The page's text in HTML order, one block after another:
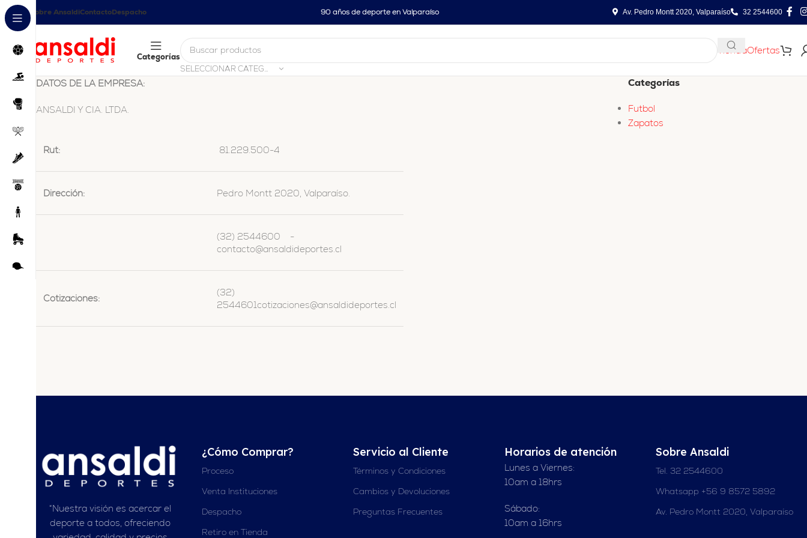
Sobre AnsaldiContactoDespacho 90 años de deporte en Valparaíso Av. Pedro Montt 2020, Valparaíso 32 2544600
Categorías
SELECCIONAR CATEGORÍA
TiendaOfertas
DATOS DE LA EMPRESA:
ANSALDI Y CIA. LTDA.
Rut: 81.229.500-4
Dirección: Pedro Montt 2020, Valparaíso.
(32) 2544600 -
contacto@ansaldideportes.cl
Cotizaciones:
(32)
2544601cotizaciones@ansaldideportes.cl
Categorías
Futbol
Zapatos
“Nuestra visión es acercar el
deporte a todos, ofreciendo
¿Cómo Comprar?
Proceso
Venta Instituciones
Despacho
Retiro en Tienda
Servicio al Cliente
Términos y Condiciones
Cambios y Devoluciones
Preguntas Frecuentes
Horarios de atención
Lunes a Viernes:
10am a 18hrs
Sábado:
10am a 16hrs
Sobre Ansaldi
Tel. 32 2544600
Whatsapp +56 9 8572 5892
Av. Pedro Montt 2020, Valparaíso